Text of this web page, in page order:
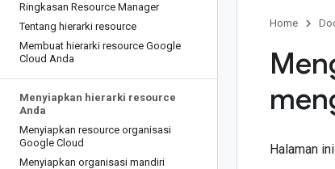
Ringkasan Resource Manager
Tentang hierarki resource
Membuat hierarki resource Google
Cloud Anda
Menyiapkan hierarki resource
Anda
Menyiapkan resource organisasi
Google Cloud
Menyiapkan organisasi mandiri
Home
Halaman